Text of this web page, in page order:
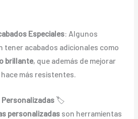
Especiales: Algunos
tener acabados adicionales como
brillante, que además de mejorar
más resistentes.
🏷️
personalizadasson herramientas